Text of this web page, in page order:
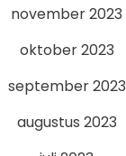
november 2023
oktober 2023
september 2023
augustus 2023